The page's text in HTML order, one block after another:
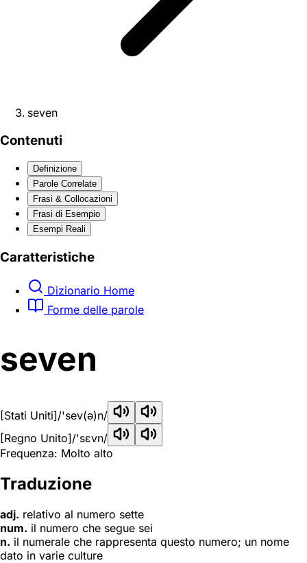
seven
Contenuti
Definizione
Parole Correlate
Frasi & Collocazioni
Frasi di Esempio
Esempi Reali
Caratteristiche
Dizionario Home
Forme delle parole
seven
[Stati Uniti]/'sev(ə)n/
[Regno Unito]/'sɛvn/
Frequenza: Molto alto
Traduzione
adj. relativo al numero sette
num. il numero che segue sei
n. il numerale che rappresenta questo numero; un nome
dato in varie culture